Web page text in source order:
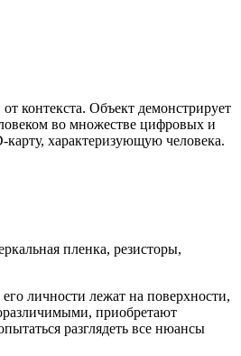
контекста. Объект демонстрирует
во множестве цифровых и
характеризующую человека.
пленка, резисторы,
личности лежат на поверхности,
приобретают
разглядеть все нюансы